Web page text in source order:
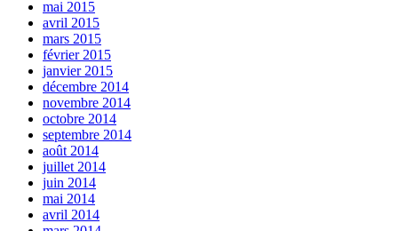
mai 2015
avril 2015
mars 2015
février 2015
janvier 2015
décembre 2014
novembre 2014
octobre 2014
septembre 2014
août 2014
juillet 2014
juin 2014
mai 2014
avril 2014